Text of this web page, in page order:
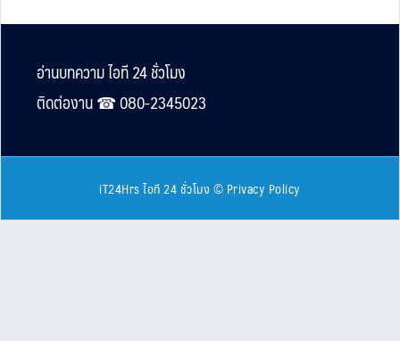
Footer
อ่านบทความ ไอที 24 ชั่วโมง
ติดต่องาน ☎︎ 080-2345023
iT24Hrs ไอที 24 ชั่วโมง © Privacy Policy